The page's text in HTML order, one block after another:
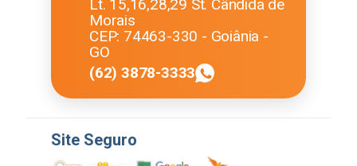
Lt. 15,16,28,29 St. Cândida de
Morais
CEP: 74463-330 - Goiânia -
GO
(62) 3878-3333
Site Seguro